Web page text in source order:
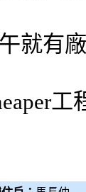
就有
工